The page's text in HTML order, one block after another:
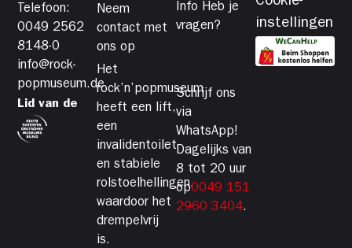
Telefoon:
0049 2562
8148-0
info@rock-
popmuseum.de
Lid van de
Neem
contact met
ons op
Het
rock’n’popmuseum
heeft een lift,
een
invalidentoilet
en stabiele
rolstoelhellingen,
waardoor het
drempelvrij
is.
Info Heb je
vragen?
Schrijf ons
via
WhatsApp!
Dagelijks van
8 tot 20 uur
op0049 151
2960 3404.
instellingen